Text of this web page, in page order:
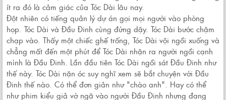
ít ra đó là cảm giác của Tóc Dài lâu nay.
Đột nhiên có tiếng quản lý dự án gọi mọi người vào phòng
họp. Tóc Dài và Đầu Đinh cùng đứng dậy. Tóc Dài bước chậm
chạp vào. Thấy một chiếc ghế trống, Tóc Dài vội ngồi xuống và
chẳng mất đến một phút để Tóc Dài nhận ra người ngồi cạnh
mình là Đầu Đinh. Lần đầu tiên Tóc Dài ngồi sát Đầu Đinh như
thế này. Tóc Dài nặn óc suy nghĩ xem sẽ bắt chuyện với Đầu
Đinh thế nào. Có thể đơn giản như "chào anh". Hay có thể
như phim kiểu giả vờ ngã vào người Đầu Đinh nhưng đang